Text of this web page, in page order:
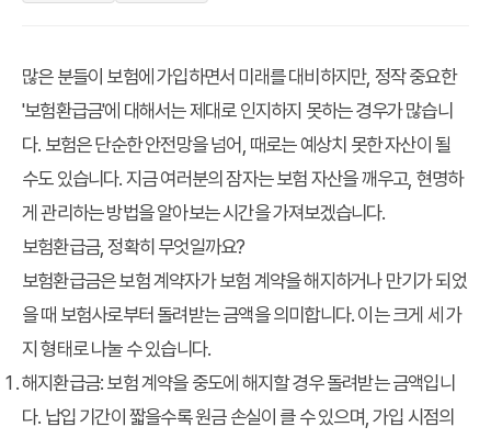
많은 분들이 보험에 가입하면서 미래를 대비하지만, 정작 중요한
'보험환급금'에 대해서는 제대로 인지하지 못하는 경우가 많습니
다. 보험은 단순한 안전망을 넘어, 때로는 예상치 못한 자산이 될
수도 있습니다. 지금 여러분의 잠자는 보험 자산을 깨우고, 현명하
게 관리하는 방법을 알아보는 시간을 가져보겠습니다.
보험환급금, 정확히 무엇일까요?
보험환급금은 보험 계약자가 보험 계약을 해지하거나 만기가 되었
을 때 보험사로부터 돌려받는 금액을 의미합니다. 이는 크게 세 가
지 형태로 나눌 수 있습니다.
해지환급금:보험 계약을 중도에 해지할 경우 돌려받는 금액입니
다. 납입 기간이 짧을수록 원금 손실이 클 수 있으며, 가입 시점의